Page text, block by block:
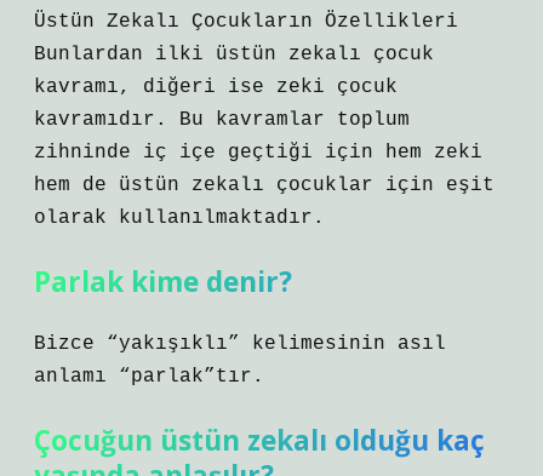
Üstün Zekalı Çocukların Özellikleri
Bunlardan ilki üstün zekalı çocuk
kavramı, diğeri ise zeki çocuk
kavramıdır. Bu kavramlar toplum
zihninde iç içe geçtiği için hem zeki
hem de üstün zekalı çocuklar için eşit
olarak kullanılmaktadır.
Parlak kime denir?
Bizce “yakışıklı” kelimesinin asıl
anlamı “parlak”tır.
Çocuğun üstün zekalı olduğu kaç